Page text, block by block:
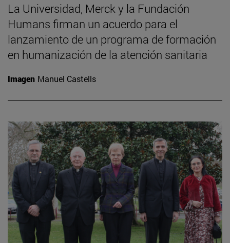
La Universidad, Merck y la Fundación
Humans firman un acuerdo para el
lanzamiento de un programa de formación
en humanización de la atención sanitaria
Imagen Manuel Castells